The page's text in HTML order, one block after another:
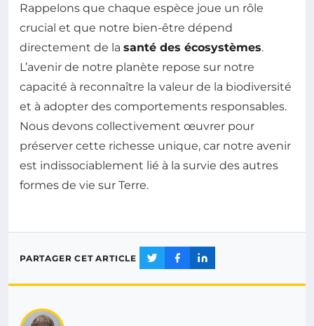
Rappelons que chaque espèce joue un rôle
crucial et que notre bien-être dépend
directement de la santé des écosystèmes.
L’avenir de notre planète repose sur notre
capacité à reconnaître la valeur de la biodiversité
et à adopter des comportements responsables.
Nous devons collectivement œuvrer pour
préserver cette richesse unique, car notre avenir
est indissociablement lié à la survie des autres
formes de vie sur Terre.
PARTAGER CET ARTICLE